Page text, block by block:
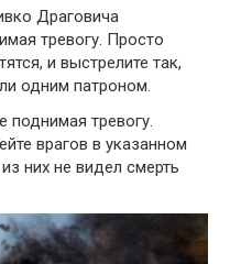
Драговича
тревогу. Просто
и выстрелите так,
одним патроном.
поднимая тревогу.
врагов в указанном
них не видел смерть